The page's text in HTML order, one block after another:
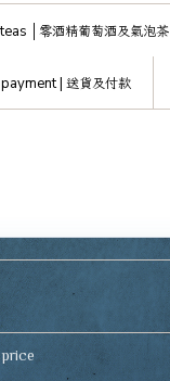
│ 零酒精葡萄酒及氣泡茶
| 送貨及付款